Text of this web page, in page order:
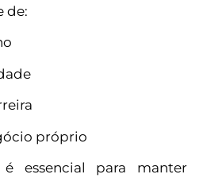
de:
próprio
é essencial para manter